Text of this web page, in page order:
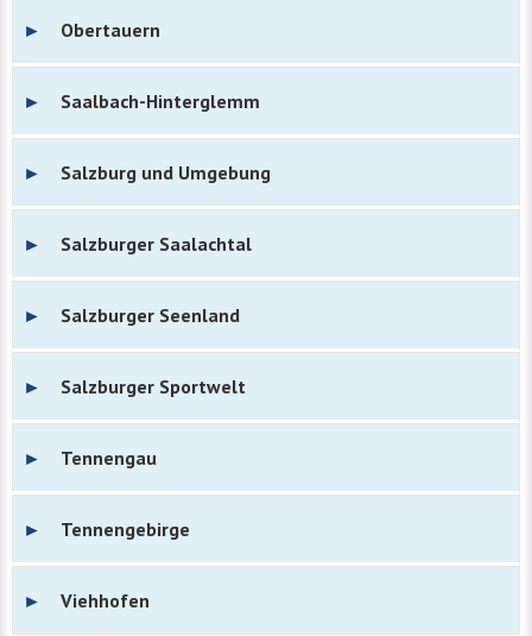
Obertauern
Saalbach-Hinterglemm
Salzburg und Umgebung
Salzburger Saalachtal
Salzburger Seenland
Salzburger Sportwelt
Tennengau
Tennengebirge
Viehhofen